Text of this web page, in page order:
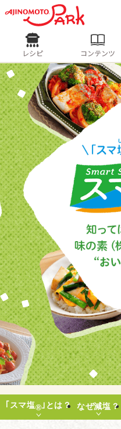
ロ
ホーム
コンテンツ
レシピ
よくあるお問
お買い物
AJINOMOTO PARK
レ
人気の食材・レシピ
きゅうり
レシピ コンテンツ
｢スマ塩®｣とは？ なぜ減塩？